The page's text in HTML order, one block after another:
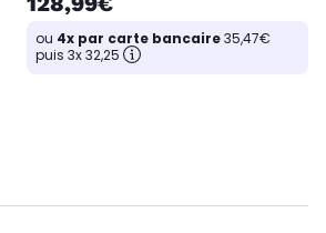
ou 4x par carte bancaire35,47€
puis 3x 32,25